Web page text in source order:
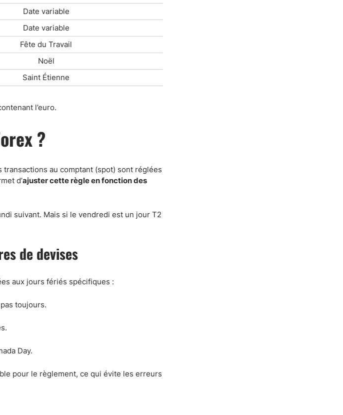
Date variable
Date variable
Fête du Travail
Noël
Saint Étienne
l’euro.
?
au comptant (spot) sont réglées
d’ajuster cette règle en fonction des
suivant. Mais si le vendredi est un jour T2
de devises
aux jours fériés spécifiques :
toujours.
Day.
pour le règlement, ce qui évite les erreurs